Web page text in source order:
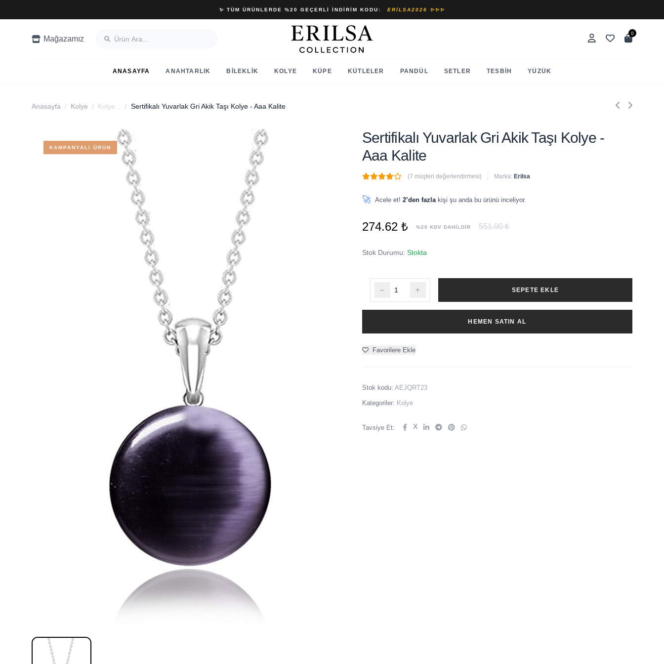
✨ TÜM ÜRÜNLERDE %20 GEÇERLI İNDIRIM KODU: ERILSA2026 ✨✨✨
Mağazamız
0
ANASAYFA ANAHTARLIK BILEKLIK KOLYE KÜPE KÜTLELER PANDÜL SETLER TESBIH YÜZÜK
Anasayfa / Kolye / Kolye... / Sertifikalı Yuvarlak Gri Akik Taşı Kolye - Aaa Kalite
KAMPANYALI ÜRÜN
Sertifikalı Yuvarlak Gri Akik Taşı Kolye -
Aaa Kalite
(7 müşteri değerlendirmesi) Marka: Erilsa
🚀 Acele et! 2’den fazlakişi şu anda bu ürünü inceliyor.
274.62 ₺ %20 KDV DAHİLDİR 551.90 ₺
Stok Durumu: Stokta
SEPETE EKLE
HEMEN SATIN AL
Favorilere Ekle
Stok kodu: AEJQRT23
Kategoriler: Kolye
Tavsiye Et: X